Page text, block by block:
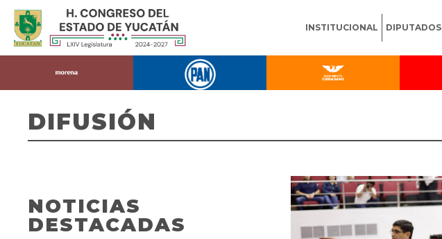
INSTITUCIONAL DIPUTADOS
DIFUSIÓN
NOTICIAS
DESTACADAS